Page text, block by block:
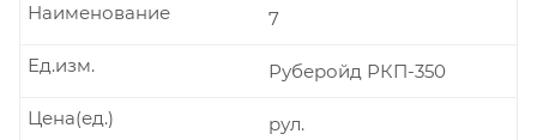
7
Наименование
Руберойд РКП-350
Ед.изм.
рул.
Цена(ед.)